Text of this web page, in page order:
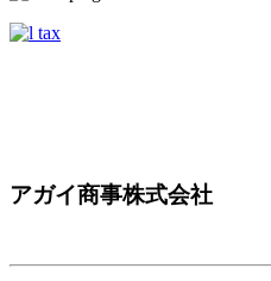
アガイ商事株式会社